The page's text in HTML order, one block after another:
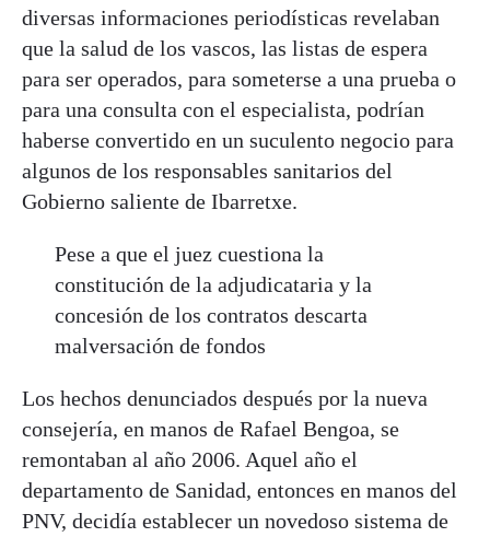
diversas informaciones periodísticas revelaban
que la salud de los vascos, las listas de espera
para ser operados, para someterse a una prueba o
para una consulta con el especialista, podrían
haberse convertido en un suculento negocio para
algunos de los responsables sanitarios del
Gobierno saliente de Ibarretxe.
Pese a que el juez cuestiona la
constitución de la adjudicataria y la
concesión de los contratos descarta
malversación de fondos
Los hechos denunciados después por la nueva
consejería, en manos de Rafael Bengoa, se
remontaban al año 2006. Aquel año el
departamento de Sanidad, entonces en manos del
PNV, decidía establecer un novedoso sistema de